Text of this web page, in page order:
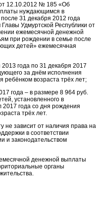
12.10.2012 № 185 «Об
нуждающимся в
31 декабря 2012 года
Удмуртской Республики от
ежемесячной денежной
при рождении в семье после
детей» ежемесячная
года по 31 декабря 2017
за днём исполнения
ребёнком возраста трёх лет;
года – в размере 8 964 руб.
установленного в
2017 года со дня рождения
трёх лет.
зависит от наличия права на
в соответствии
и законодательством
денежной выплаты
органы